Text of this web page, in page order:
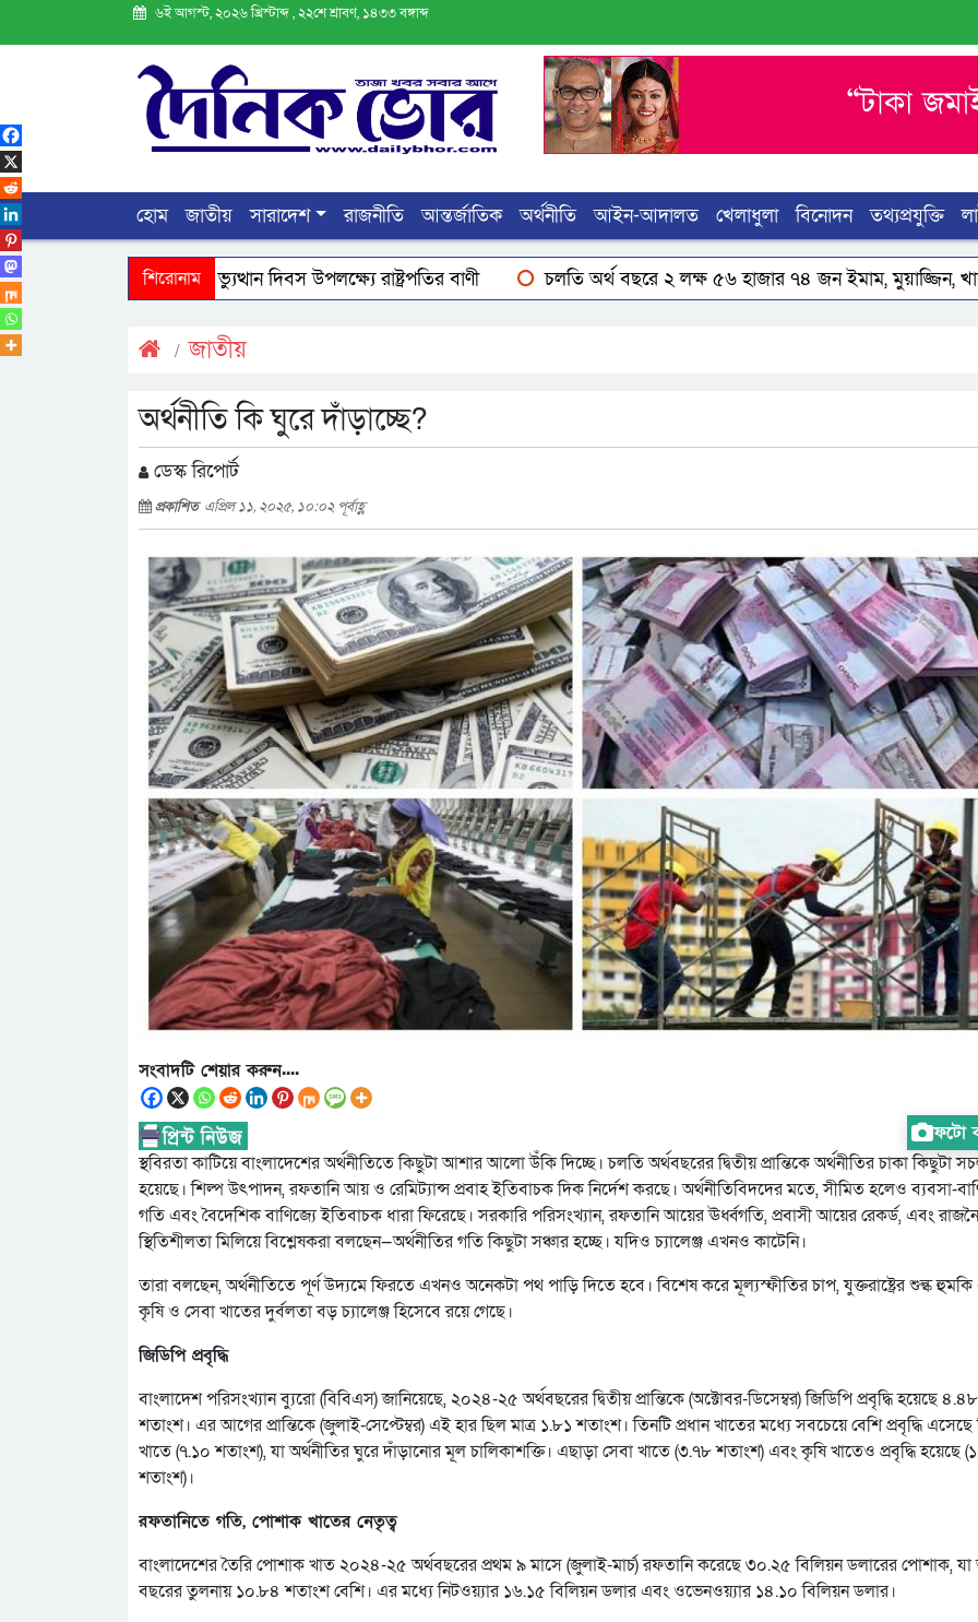
৬ই আগস্ট, ২০২৬ খ্রিস্টাব্দ , ২২শে শ্রাবণ, ১৪৩৩ বঙ্গাব্দ
হোম জাতীয় সারাদেশ রাজনীতি আন্তর্জাতিক অর্থনীতি আইন-আদালত খেলাধুলা বিনোদন তথ্যপ্রযুক্তি
শিরোনাম
জুলাই গণঅভ্যুত্থান দিবস উপলক্ষ্যে রাষ্ট্রপতির বাণী চলতি অর্থ বছরে ২ লক্ষ ৫৬ হাজার ৭৪ জন ইমাম, মুয়াজ্জিন, খাদেম ও অন্যান্য
জাতীয়
অর্থনীতি কি ঘুরে দাঁড়াচ্ছে?
ডেস্ক রিপোর্ট
প্রকাশিত এপ্রিল ১১, ২০২৫, ১০:০২ পূর্বাহ্ণ
ফটো
সংবাদটি শেয়ার করুন....
স্থবিরতা কাটিয়ে বাংলাদেশের অর্থনীতিতে কিছুটা আশার আলো উঁকি দিচ্ছে। চলতি অর্থবছরের দ্বিতীয় প্রান্তিকে অর্থনীতির চাকা কিছুটা
হয়েছে। শিল্প উৎপাদন, রফতানি আয় ও রেমিট্যান্স প্রবাহ ইতিবাচক দিক নির্দেশ করছে। অর্থনীতিবিদদের মতে, সীমিত হলেও ব্যবসা-
গতি এবং বৈদেশিক বাণিজ্যে ইতিবাচক ধারা ফিরেছে। সরকারি পরিসংখ্যান, রফতানি আয়ের ঊর্ধ্বগতি, প্রবাসী আয়ের রেকর্ড, এবং
স্থিতিশীলতা মিলিয়ে বিশ্লেষকরা বলছেন—অর্থনীতির গতি কিছুটা সঞ্চার হচ্ছে। যদিও চ্যালেঞ্জ এখনও কাটেনি।
তারা বলছেন, অর্থনীতিতে পূর্ণ উদ্যমে ফিরতে এখনও অনেকটা পথ পাড়ি দিতে হবে। বিশেষ করে মূল্যস্ফীতির চাপ, যুক্তরাষ্ট্রের শুল্ক
কৃষি ও সেবা খাতের দুর্বলতা বড় চ্যালেঞ্জ হিসেবে রয়ে গেছে।
জিডিপি প্রবৃদ্ধি
বাংলাদেশ পরিসংখ্যান ব্যুরো (বিবিএস) জানিয়েছে, ২০২৪-২৫ অর্থবছরের দ্বিতীয় প্রান্তিকে (অক্টোবর-ডিসেম্বর) জিডিপি প্রবৃদ্ধি হয়েছে ৪.৪৮
শতাংশ। এর আগের প্রান্তিকে (জুলাই-সেপ্টেম্বর) এই হার ছিল মাত্র ১.৮১ শতাংশ। তিনটি প্রধান খাতের মধ্যে সবচেয়ে বেশি প্রবৃদ্ধি
খাতে (৭.১০ শতাংশ), যা অর্থনীতির ঘুরে দাঁড়ানোর মূল চালিকাশক্তি। এছাড়া সেবা খাতে (৩.৭৮ শতাংশ) এবং কৃষি খাতেও প্রবৃদ্ধি হয়েছে
শতাংশ)।
রফতানিতে গতি, পোশাক খাতের নেতৃত্ব
বাংলাদেশের তৈরি পোশাক খাত ২০২৪-২৫ অর্থবছরের প্রথম ৯ মাসে (জুলাই-মার্চ) রফতানি করেছে ৩০.২৫ বিলিয়ন ডলারের পোশাক,
বছরের তুলনায় ১০.৮৪ শতাংশ বেশি। এর মধ্যে নিটওয়্যার ১৬.১৫ বিলিয়ন ডলার এবং ওভেনওয়্যার ১৪.১০ বিলিয়ন ডলার।